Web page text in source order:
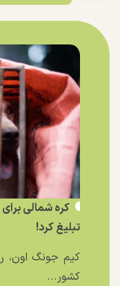
کره شمالی
تبلیغ کرد!
کیم جونگ اون،
کشور...